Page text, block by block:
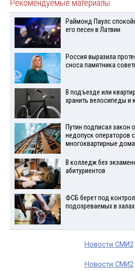
Рекомендуемые материалы
Раймонд Паулс
его песен в Латвии
Россия выразила
сноса памятника
В подъезде или
хранить велосипеды и
Путин подписал закон
недопуск операторов
многоквартирные дома
В колледж без
абитуриентов
ФСБ берет под
подозреваемых в
Новости СМИ2
Новости СМИ2